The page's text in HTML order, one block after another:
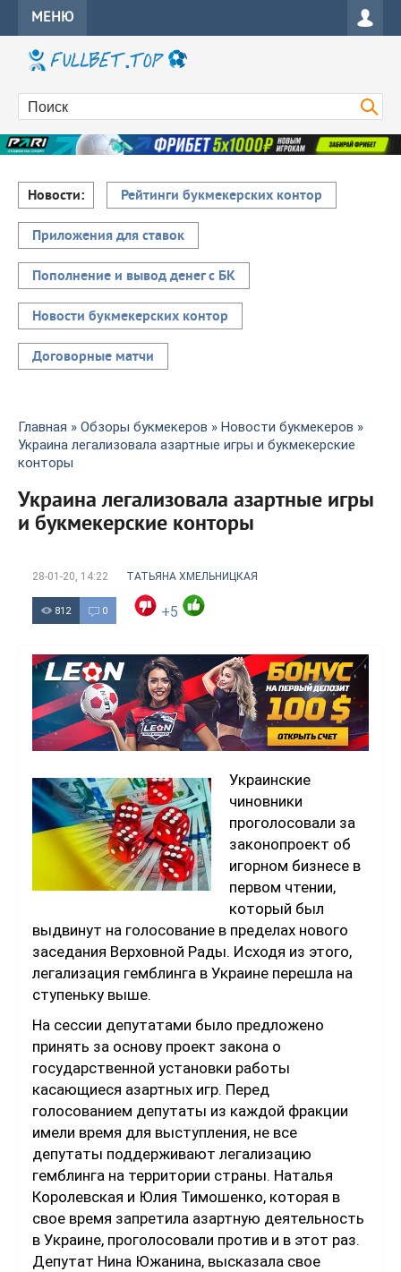
МЕНЮ
Новости: Рейтинги букмекерских контор
Приложения для ставок
Пополнение и вывод денег с БК
Новости букмекерских контор
Договорные матчи
Главная » Обзоры букмекеров » Новости букмекеров »
Украина легализовала азартные игры и букмекерские
конторы
Украина легализовала азартные игры
и букмекерские конторы
28-01-20, 14:22 ТАТЬЯНА ХМЕЛЬНИЦКАЯ
812 0 +5
Украинские
чиновники
проголосовали за
законопроект об
игорном бизнесе в
первом чтении,
который был
выдвинут на голосование в пределах нового
заседания Верховной Рады. Исходя из этого,
легализация гемблинга в Украине перешла на
ступеньку выше.
На сессии депутатами было предложено
принять за основу проект закона о
государственной установки работы
касающиеся азартных игр. Перед
голосованием депутаты из каждой фракции
имели время для выступления, не все
депутаты поддерживают легализацию
гемблинга на территории страны. Наталья
Королевская и Юлия Тимошенко, которая в
свое время запретила азартную деятельность
в Украине, проголосовали против и в этот раз.
Депутат Нина Южанина, высказала свое